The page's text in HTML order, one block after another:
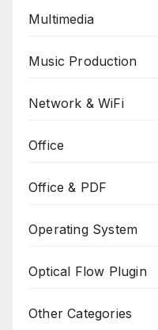
Multimedia
Music Production
Network & WiFi
Office
Office & PDF
Operating System
Optical Flow Plugin
Other Categories